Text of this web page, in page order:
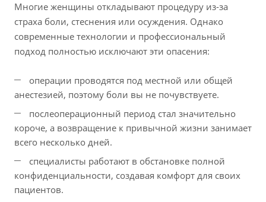
Многие женщины откладывают процедуру из-за
страха боли, стеснения или осуждения. Однако
современные технологии и профессиональный
подход полностью исключают эти опасения:
операции проводятся под местной или общей
анестезией, поэтому боли вы не почувствуете.
послеоперационный период стал значительно
короче, а возвращение к привычной жизни занимает
всего несколько дней.
специалисты работают в обстановке полной
конфиденциальности, создавая комфорт для своих
пациентов.